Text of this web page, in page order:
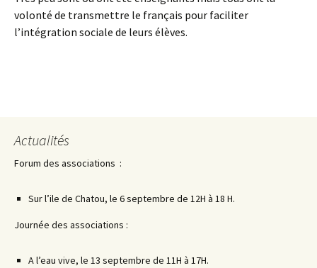
volonté de transmettre le français pour faciliter
l’intégration sociale de leurs élèves.
Actualités
Forum des associations :
Sur l’ile de Chatou, le 6 septembre de 12H à 18 H.
Journée des associations :
A l’eau vive, le 13 septembre de 11H à 17H.